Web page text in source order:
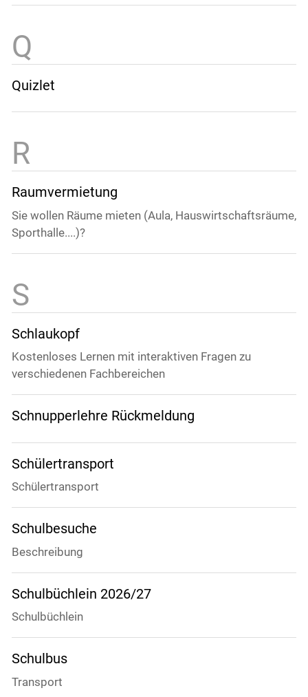
Quizlet
Raumvermietung
Sie wollen Räume mieten (Aula, Hauswirtschaftsräume,
Sporthalle....)?
Schlaukopf
Kostenloses Lernen mit interaktiven Fragen zu
verschiedenen Fachbereichen
Schnupperlehre Rückmeldung
Schülertransport
Schülertransport
Schulbesuche
Beschreibung
Schulbüchlein 2026/27
Schulbüchlein
Schulbus
Transport